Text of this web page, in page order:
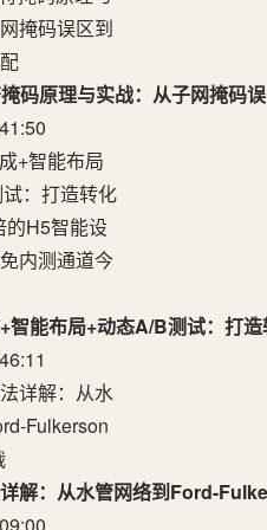
码原理与实战：从子网掩码
智能布局+动态A/B测试：打
解：从水管网络到Ford-